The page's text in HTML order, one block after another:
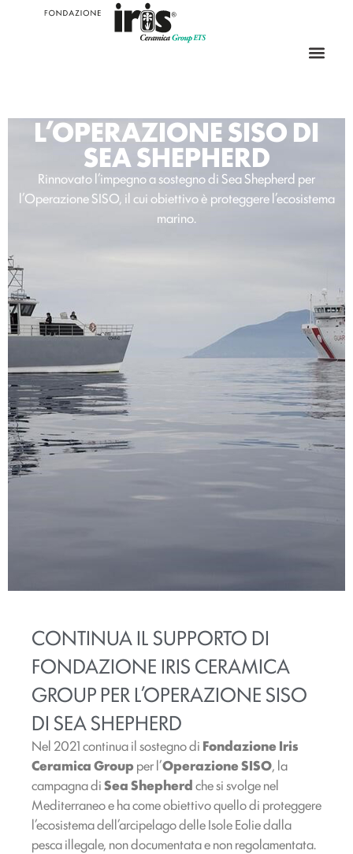
L’OPERAZIONE SISO DI
SEA SHEPHERD
Rinnovato l’impegno a sostegno di Sea Shepherd per
l’Operazione SISO, il cui obiettivo è proteggere l’ecosistema
marino.
CONTINUA IL SUPPORTO DI
FONDAZIONE IRIS CERAMICA
GROUP PER L’OPERAZIONE SISO
DI SEA SHEPHERD
Nel 2021 continua il sostegno di Fondazione Iris
Ceramica Groupper l’Operazione SISO, la
campagna diSea Shepherdche si svolge nel
Mediterraneo e ha come obiettivo quello di proteggere
l’ecosistema dell’arcipelago delle Isole Eolie dalla
pesca illegale, non documentata e non regolamentata.